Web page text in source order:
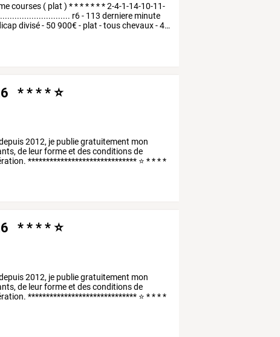
courses ( plat ) *******2-4-1-14-10-11-
r6- 113 derniere minute
divisé- 50 900€- plat -touschevaux-4…
* * * * ⭐
2012, je publiegratuitement mon
de leurformeet desconditionsde
****************************** ⭐ ****
* * * * ⭐
2012, je publiegratuitement mon
de leurformeet desconditionsde
****************************** ⭐ ****